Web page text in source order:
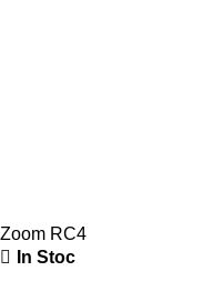
Zoom RC4
In Stoc